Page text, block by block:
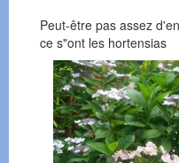
Peut-être pas assez
ce s"ont les hortensias